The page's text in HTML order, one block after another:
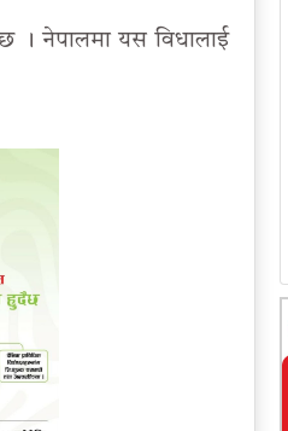
छ । नेपालमा यस विधालाई